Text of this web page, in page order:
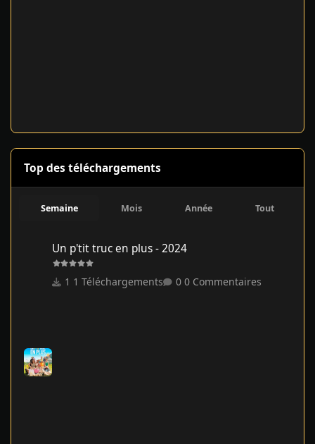
Top des téléchargements
Semaine Mois Année Tout
Un p'tit truc en plus - 2024
1 Téléchargements 0 Commentaires